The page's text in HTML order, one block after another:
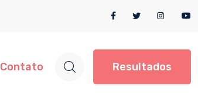
Contato Resultados